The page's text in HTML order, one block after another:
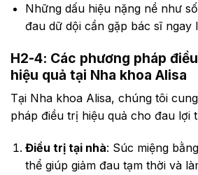
Những dấu hiệu nặng nề như
đau dữ dội cần gặp bác sĩ ngay
H2-4: Các phương pháp
hiệu quả tại Nha khoa Alisa
Tại Nha khoa Alisa, chúng tôi
pháp điều trị hiệu quả cho đau lợi
Điều trị tại nhà: Súc miệng
thể giúp giảm đau tạm thời và